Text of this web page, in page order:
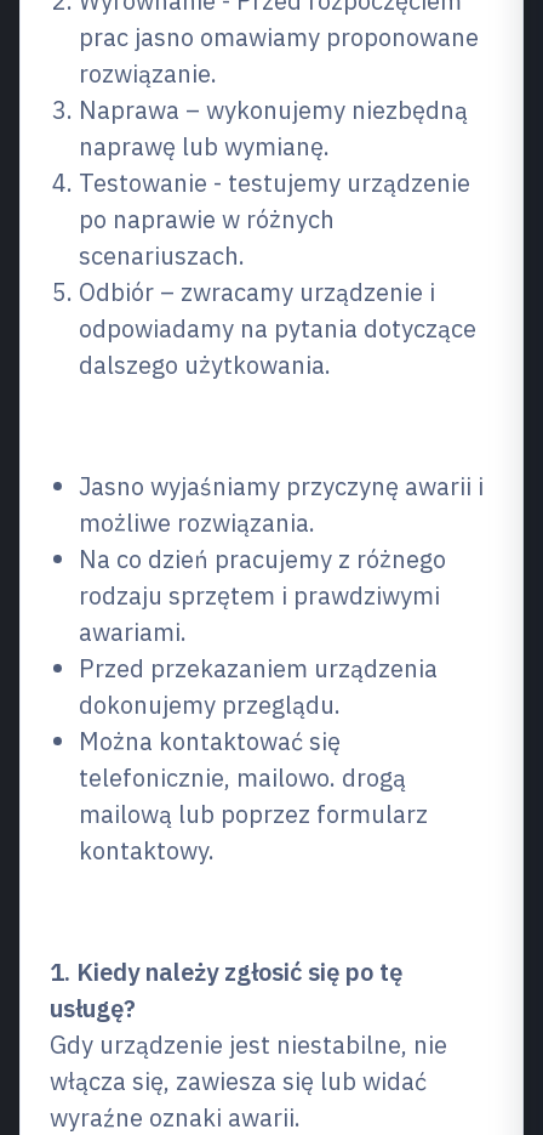
prac jasno omawiamy proponowane
rozwiązanie.
Naprawa – wykonujemy niezbędną
naprawę lub wymianę.
Testowanie - testujemy urządzenie
po naprawie w różnych
scenariuszach.
Odbiór – zwracamy urządzenie i
odpowiadamy na pytania dotyczące
dalszego użytkowania.
Jasno wyjaśniamy przyczynę awarii i
możliwe rozwiązania.
Na co dzień pracujemy z różnego
rodzaju sprzętem i prawdziwymi
awariami.
Przed przekazaniem urządzenia
dokonujemy przeglądu.
Można kontaktować się
telefonicznie, mailowo. drogą
mailową lub poprzez formularz
kontaktowy.
1. Kiedy należy zgłosić się po tę
usługę?
Gdy urządzenie jest niestabilne, nie
włącza się, zawiesza się lub widać
wyraźne oznaki awarii.